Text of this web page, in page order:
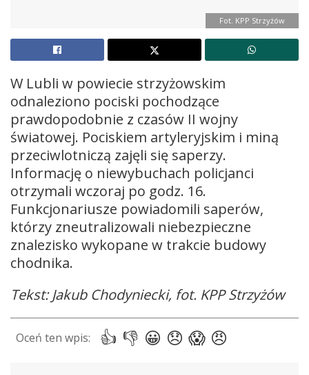
Fot. KPP Strzyżów
W Lubli w powiecie strzyżowskim
odnaleziono pociski pochodzące
prawdopodobnie z czasów II wojny
światowej. Pociskiem artyleryjskim i miną
przeciwlotniczą zajęli się saperzy.
Informację o niewybuchach policjanci
otrzymali wczoraj po godz. 16.
Funkcjonariusze powiadomili saperów,
którzy zneutralizowali niebezpieczne
znalezisko wykopane w trakcie budowy
chodnika.
Tekst: Jakub Chodyniecki, fot. KPP Strzyżów